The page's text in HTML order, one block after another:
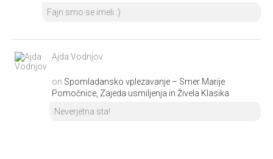
Fajn smo se imeli :)
Ajda Vodnjov
on Spomladansko vplezavanje – Smer Marije
Pomočnice, Zajeda usmiljenja in Živela Klasika
Neverjetna sta!